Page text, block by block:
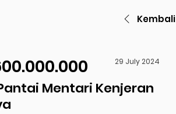
Kembali
29 July 2024
Mentari Kenjeran